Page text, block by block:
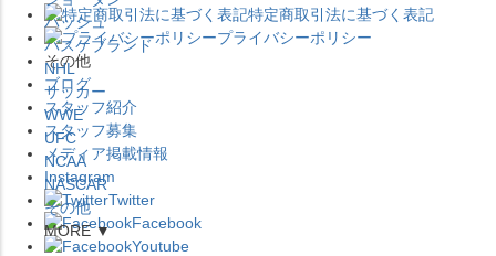
特定商取引法に基づく表記
プライバシーポリシー
その他
ブログ
スタッフ紹介
スタッフ募集
メディア掲載情報
Instagram
Twitter
Facebook
Youtube
バッシュ
バスケブランド
NHL
サッカー
WWE
UFC
NCAA
NASCAR
その他
MORE ▼